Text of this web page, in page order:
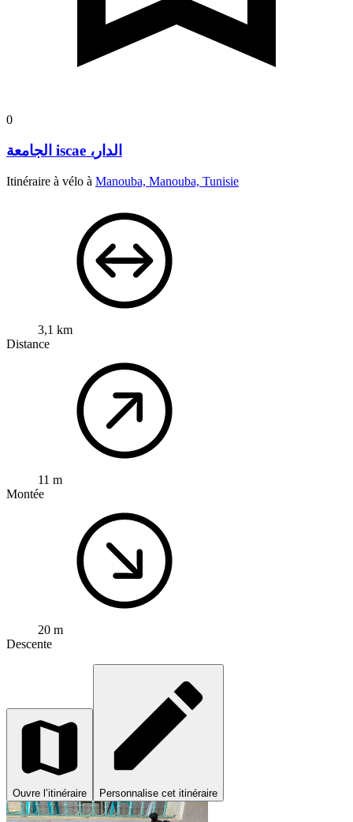
0
الجامعة iscae ،الدار
Itinéraire à vélo à Manouba, Manouba, Tunisie
3,1 km
Distance
11 m
Montée
20 m
Descente
Ouvre l’itinéraire Personnalise cet itinéraire